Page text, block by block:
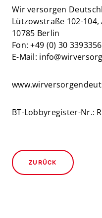
Wir versorgen
Lützowstraße 102-104,
10785 Berlin
Fon: +49 (0) 30
E-Mail:
BT-Lobbyregister-Nr.:
ZURÜCK